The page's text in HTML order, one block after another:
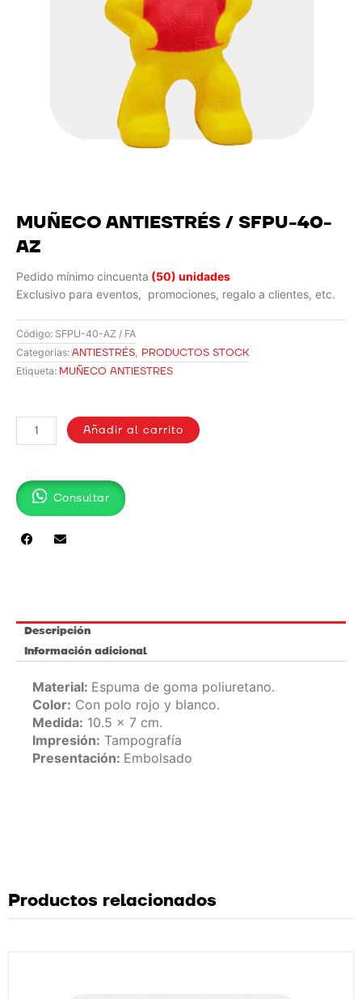
MUÑECO ANTIESTRÉS / SFPU-40-
AZ
Pedido mínimo cincuenta (50) unidades
Exclusivo para eventos, promociones, regalo a clientes, etc.
Código: SFPU-40-AZ / FA
Categorias: ANTIESTRÉS, PRODUCTOS STOCK
Etiqueta: MUÑECO ANTIESTRES
ANTIESTRÉS
/
40-
AZ
cantidad
Añadir al carrito
Consultar
Descripción
Información adicional
Material: Espuma de goma poliuretano.
Color: Con polo rojo y blanco.
Medida: 10.5 x 7 cm.
Impresión: Tampografía
Presentación: Embolsado
Productos relacionados